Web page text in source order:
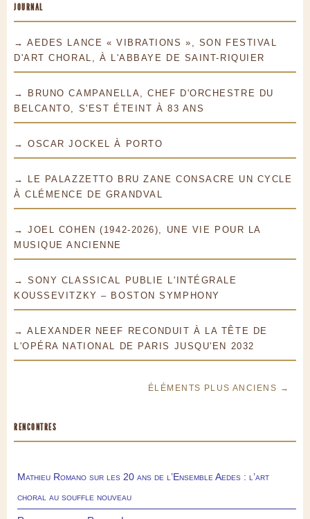
JOURNAL
→ AEDES LANCE « VIBRATIONS », SON FESTIVAL
D'ART CHORAL, À L'ABBAYE DE SAINT-RIQUIER
→ BRUNO CAMPANELLA, CHEF D'ORCHESTRE DU
BELCANTO, S'EST ÉTEINT À 83 ANS
→ OSCAR JOCKEL À PORTO
→ LE PALAZZETTO BRU ZANE CONSACRE UN CYCLE
À CLÉMENCE DE GRANDVAL
→ JOEL COHEN (1942-2026), UNE VIE POUR LA
MUSIQUE ANCIENNE
→ SONY CLASSICAL PUBLIE L'INTÉGRALE
KOUSSEVITZKY – BOSTON SYMPHONY
→ ALEXANDER NEEF RECONDUIT À LA TÊTE DE
L'OPÉRA NATIONAL DE PARIS JUSQU'EN 2032
ÉLÉMENTS PLUS ANCIENS →
RENCONTRES
Mathieu Romano sur les 20 ans de l’Ensemble Aedes : l’art
choral au souffle nouveau